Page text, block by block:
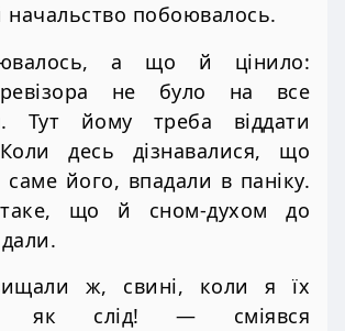
начальство побоювалось.
а що й цінило:
не було на все
Тут йому треба віддати
десь дізнавалися, що
його, впадали в паніку.
таке, що й сном-духом до
ж, свині, коли я їх
як слід! — сміявся